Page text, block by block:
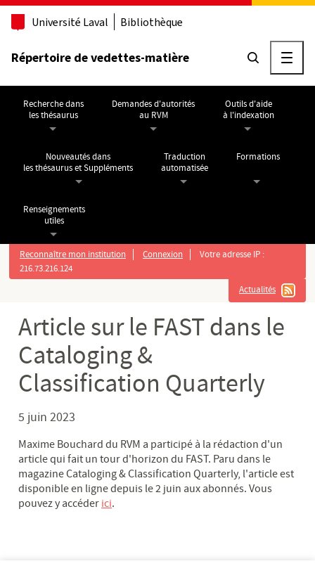
Université Laval Bibliothèque
Répertoire de vedettes-matière
Recherche dans
les thésaurus
Demandes d'autorités
au RVM
Outils d'aide
à l'indexation
Nouveautés dans
les thésaurus et Suppléments
Traduction
automatisée
Formations
Renseignements
utiles
Reconnaître mon institution Connexion
Votre adresse IP :
216.73.216.124
Actualités
Article sur le FAST dans le
Cataloging &
Classification Quarterly
5 juin 2023
Maxime Bouchard du RVM a participé à la rédaction d'un
article qui fait un tour d'horizon du FAST. Paru dans le
magazine Cataloging & Classification Quarterly, l'article est
disponible en ligne depuis le 2 juin aux abonnés. Vous
pouvez y accéder ici.